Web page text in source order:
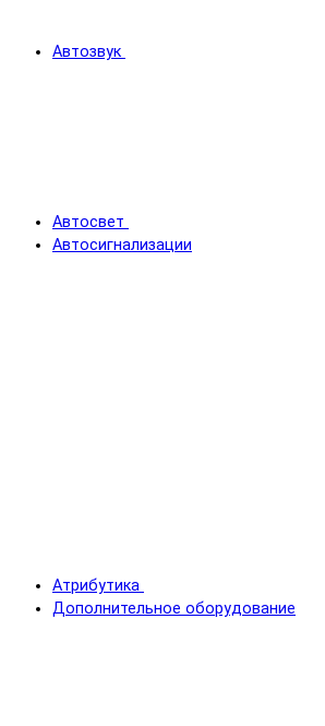
Автозвук
Автосвет
Автосигнализации
Атрибутика
Дополнительное оборудование